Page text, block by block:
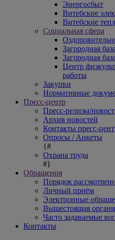
Энергосбыт
Витебские
Витебские
Социальная сфера
Загородная
Загородная
Центр
работы
Закупки
Нормативные
Пресс-центр
Пресс-релизы/
Архив новостей
Контакты пресс-
Опросы / Анкеты
{#
Охрана труда
#}
Обращения
Порядок
Личный приём
Электронные
Вышестоящая
Часто задаваемые
Контакты